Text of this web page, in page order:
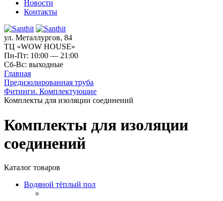
Новости
Контакты
ул. Металлургов, 84
ТЦ «WOW HOUSE»
Пн-Пт: 10:00 — 21:00
Сб-Вс: выходные
Главная
Предизолированная труба
Фитинги. Комплектующие
Комплекты для изоляции соединений
Комплекты для изоляции
соединений
Каталог товаров
Водяной тёплый пол